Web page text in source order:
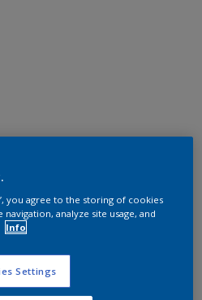
you agree to the storing of cookies
analyze site usage, and
Info
Settings